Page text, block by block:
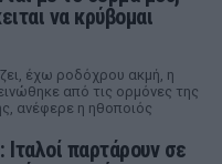
να κρύβομαι
έχω ροδόχρου ακμή, η
από τις ορμόνες της
ανέφερε η ηθοποιός
παρτάρουν σε